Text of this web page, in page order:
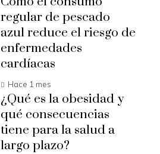
regular de pescado
azul reduce el riesgo de
enfermedades
cardíacas
Hace 1 mes
¿Qué es la obesidad y
qué consecuencias
tiene para la salud a
largo plazo?